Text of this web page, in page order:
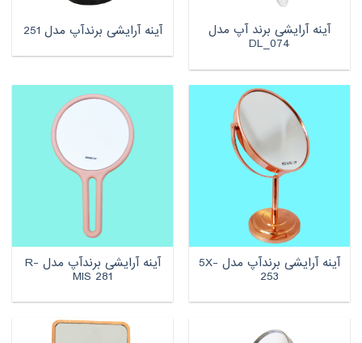
آینه آرایشی برند آپ مدل
DL_074
آینه آرایشی برندآپ مدل 251
آینه آرایشی برندآپ مدل 5X-
253
آینه آرایشی برندآپ مدل R-
MIS 281